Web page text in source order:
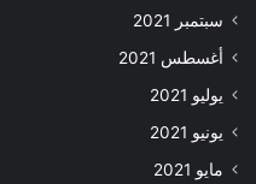
سبتمبر 2021
أغسطس 2021
يوليو 2021
يونيو 2021
مايو 2021